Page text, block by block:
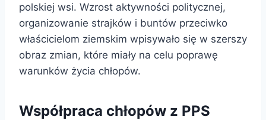
polskiej wsi. Wzrost aktywności politycznej,
organizowanie strajków i buntów przeciwko
właścicielom ziemskim wpisywało się w szerszy
obraz zmian, które miały na celu poprawę
warunków życia chłopów.
Współpraca chłopów z PPS